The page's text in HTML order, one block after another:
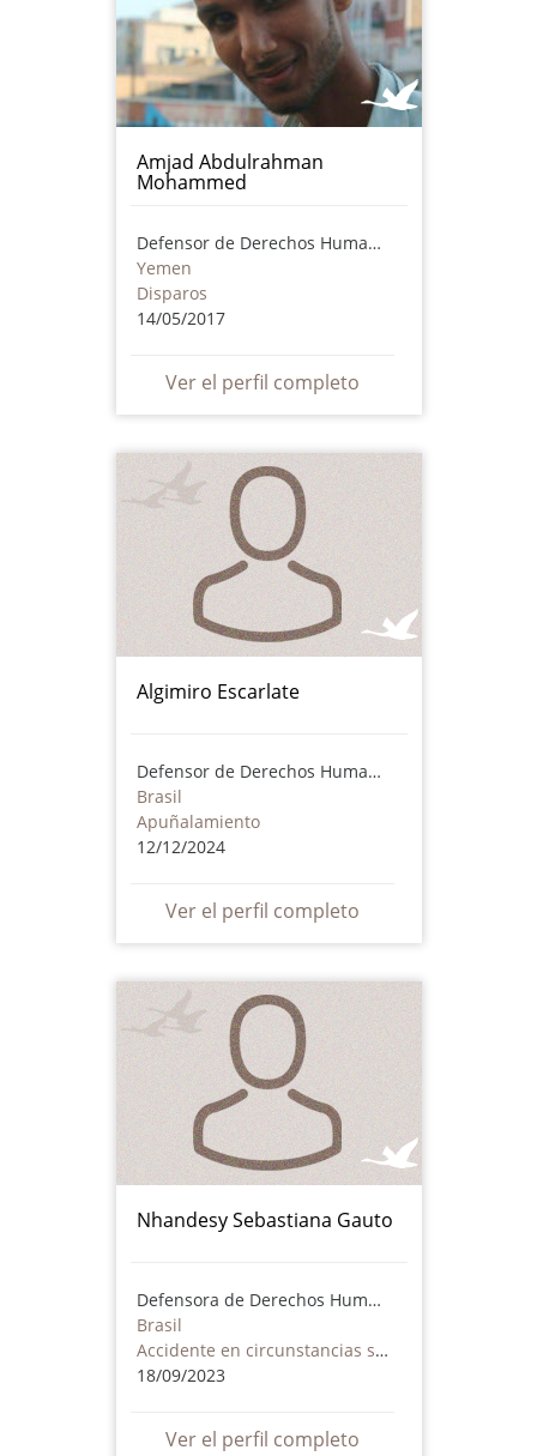
Amjad Abdulrahman
Mohammed
Defensor de Derechos Humanos
Yemen
Disparos
14/05/2017
Ver el perfil completo
Algimiro Escarlate
Defensor de Derechos Humanos
Brasil
Apuñalamiento
12/12/2024
Ver el perfil completo
Nhandesy Sebastiana Gauto
Defensora de Derechos Humanos
Brasil
Accidente en circunstancias sospechosas
18/09/2023
Ver el perfil completo